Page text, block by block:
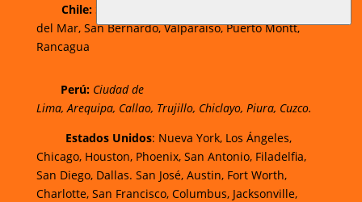
Chile:Santiago, Puente Alto, Antofagasta, Viña
del Mar, San Bernardo, Valparaíso, Puerto Montt,
Rancagua
Perú: Ciudad de
Lima, Arequipa, Callao, Trujillo, Chiclayo, Piura, Cuzco.
Estados Unidos: Nueva York, Los Ángeles,
Chicago, Houston, Phoenix, San Antonio, Filadelfia,
San Diego, Dallas. San José, Austin, Fort Worth,
Charlotte, San Francisco, Columbus, Jacksonville,